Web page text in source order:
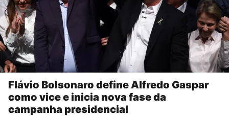
Flávio Bolsonaro define Alfredo Gaspar
como vice e inicia nova fase da
campanha presidencial